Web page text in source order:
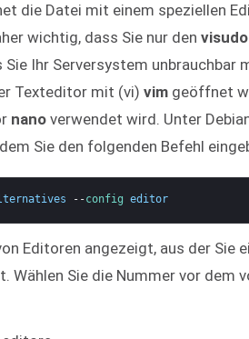
die Datei mit einem speziellen
wichtig, dass Sie nur den visudo
Sie Ihr Serversystem
Texteditor mit (vi) vim geöffnet
nano verwendet wird. Unter
Sie den folgenden Befehl
--config editor
Editoren angezeigt, aus der Sie
Wählen Sie die Nummer vor dem